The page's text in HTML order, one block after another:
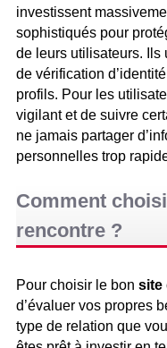
investissent
sophistiqués pour
de leurs utilisateurs. Ils
de vérification
profils. Pour les
vigilant et de suivre
ne jamais partager
personnelles trop
Comment
rencontre ?
Pour choisir le bon site
d’évaluer vos propres
type de relation que